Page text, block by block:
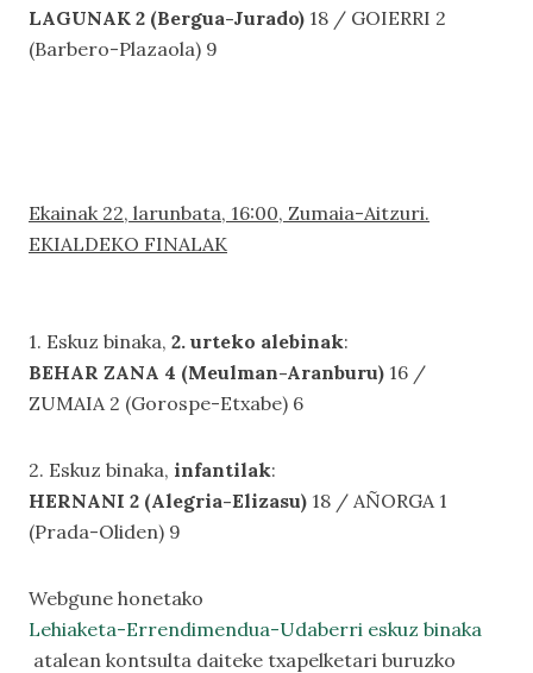
LAGUNAK 2 (Bergua-Jurado) 18 / GOIERRI 2
(Barbero-Plazaola) 9
Ekainak 22, larunbata, 16:00, Zumaia-Aitzuri.
EKIALDEKO FINALAK
1. Eskuz binaka, 2. urteko alebinak:
BEHAR ZANA 4 (Meulman-Aranburu) 16 /
ZUMAIA 2 (Gorospe-Etxabe) 6
2. Eskuz binaka, infantilak:
HERNANI 2 (Alegria-Elizasu) 18 / AÑORGA 1
(Prada-Oliden) 9
Webgune honetako
Lehiaketa-Errendimendua-Udaberri eskuz binaka
atalean kontsulta daiteke txapelketari buruzko